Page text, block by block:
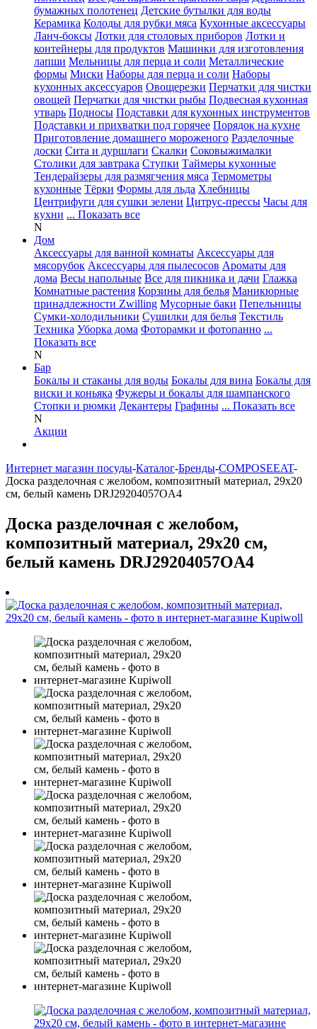
бумажных полотенец Детские бутылки для воды
Керамика Колоды для рубки мяса Кухонные аксессуары
Ланч-боксы Лотки для столовых приборов Лотки и
контейнеры для продуктов Машинки для изготовления
лапши Мельницы для перца и соли Металлические
формы Миски Наборы для перца и соли Наборы
кухонных аксессуаров Овощерезки Перчатки для чистки
овощей Перчатки для чистки рыбы Подвесная кухонная
утварь Подносы Подставки для кухонных инструментов
Подставки и прихватки под горячее Порядок на кухне
Приготовление домашнего мороженого Разделочные
доски Сита и дуршлаги Скалки Соковыжималки
Столики для завтрака Ступки Таймеры кухонные
Тендерайзеры для размягчения мяса Термометры
кухонные Тёрки Формы для льда Хлебницы
Центрифуги для сушки зелени Цитрус-прессы Часы для
кухни ... Показать все
N
Дом
Аксессуары для ванной комнаты Аксессуары для
мясорубок Аксессуары для пылесосов Ароматы для
дома Весы напольные Все для пикника и дачи Глажка
Комнатные растения Корзины для белья Маникюрные
принадлежности Zwilling Мусорные баки Пепельницы
Сумки-холодильники Сушилки для белья Текстиль
Техника Уборка дома Фоторамки и фотопанно ...
Показать все
N
Бар
Бокалы и стаканы для воды Бокалы для вина Бокалы для
виски и коньяка Фужеры и бокалы для шампанского
Стопки и рюмки Декантеры Графины ... Показать все
N
Акции
Интернет магазин посуды-Каталог-Бренды-COMPOSEEAT-
Доска разделочная с желобом, композитный материал, 29x20
см, белый камень DRJ29204057OA4
Доска разделочная с желобом,
композитный материал, 29x20 см,
белый камень DRJ29204057OA4